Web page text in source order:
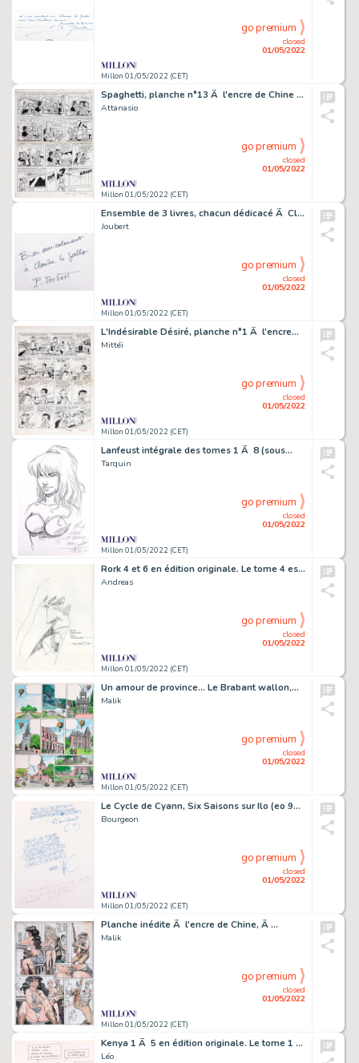
Millon 01/05/2022 (CET)
closed
01/05/2022
go premium
Spaghetti, planche n°13 Ã l'encre de Chine de…
Attanasio
Millon 01/05/2022 (CET)
closed
01/05/2022
go premium
Ensemble de 3 livres, chacun dédicacé Ã Claude…
Joubert
Millon 01/05/2022 (CET)
closed
01/05/2022
go premium
L'Indésirable Désiré, planche n°1 Ã l'encre…
Mittéï
Millon 01/05/2022 (CET)
closed
01/05/2022
go premium
Lanfeust intégrale des tomes 1 Ã 8 (sous…
Tarquin
Millon 01/05/2022 (CET)
closed
01/05/2022
go premium
Rork 4 et 6 en édition originale. Le tome 4 est…
Andreas
Millon 01/05/2022 (CET)
closed
01/05/2022
go premium
Un amour de province... Le Brabant wallon,…
Malik
Millon 01/05/2022 (CET)
closed
01/05/2022
go premium
Le Cycle de Cyann, Six Saisons sur Ilo (eo 97)…
Bourgeon
Millon 01/05/2022 (CET)
closed
01/05/2022
go premium
Planche inédite Ã l'encre de Chine, Ã …
Malik
Millon 01/05/2022 (CET)
closed
01/05/2022
go premium
Kenya 1 Ã 5 en édition originale. Le tome 1 est…
Léo